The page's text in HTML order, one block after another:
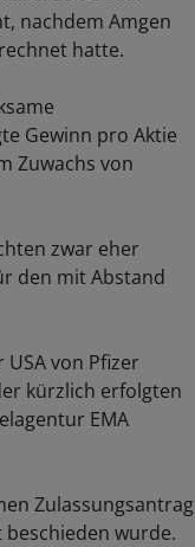
nachdem Amgen
hatte.
Gewinn pro Aktie
Zuwachs von
zwar eher
den mit Abstand
von Pfizer
kürzlich erfolgten
EMA
Zulassungsantrag
wurde.